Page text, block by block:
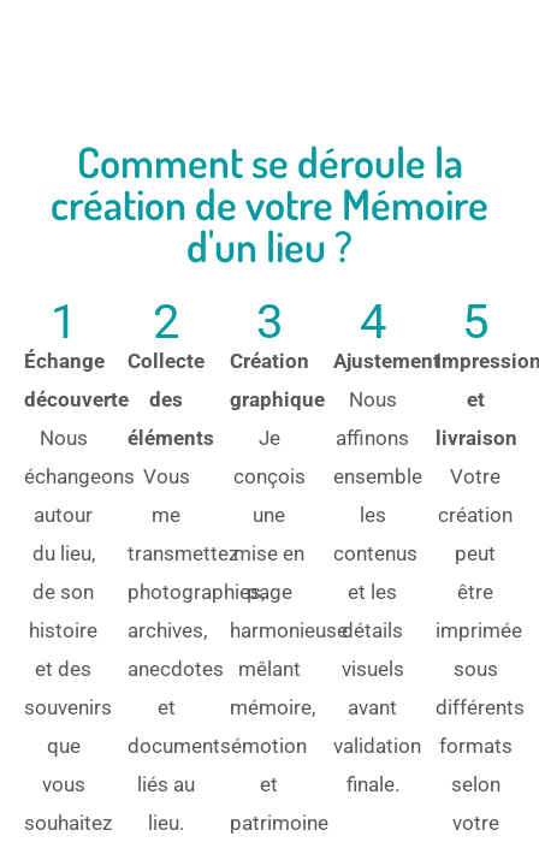
Comment se déroule la
création de votre Mémoire
d'un lieu ?
1
Échange
découverte
Nous
échangeons
autour
du lieu,
de son
histoire
et des
souvenirs
que
vous
souhaitez
2
Collecte
des
éléments
Vous
me
transmettez
photographies,
archives,
anecdotes
et
documents
liés au
lieu.
3
Création
graphique
Je
conçois
une
mise en
page
harmonieuse
mêlant
mémoire,
émotion
et
patrimoine
4
Ajustement
Nous
affinons
ensemble
les
contenus
et les
détails
visuels
avant
validation
finale.
5
et
livraison
Votre
création
peut
être
imprimée
sous
différents
formats
selon
votre